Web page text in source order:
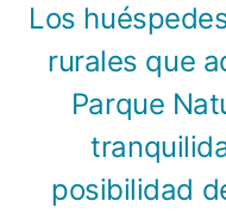
Los
rurales que
Parque
posibilidad